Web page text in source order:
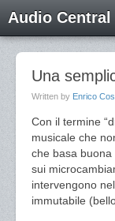
Audio Central
Una
Written by Enrico
Con il termine
musicale che
che basa
sui
intervengono
immutabile